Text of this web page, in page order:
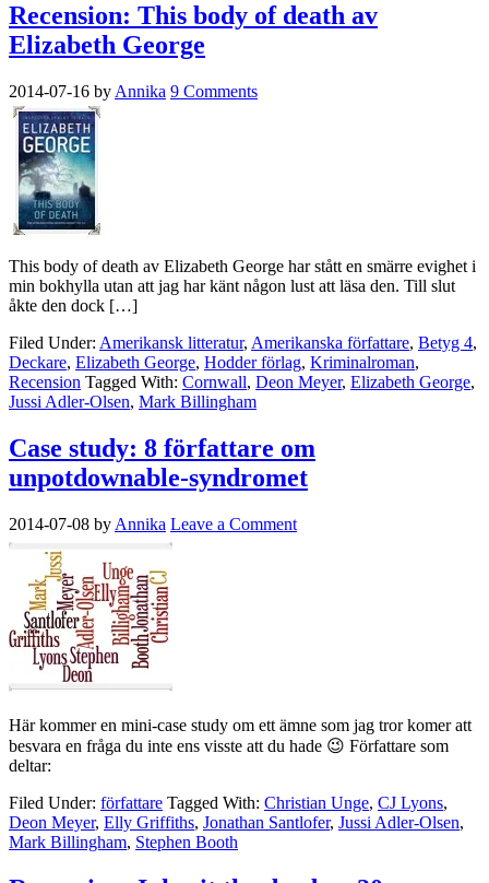
Recension: This body of death av
Elizabeth George
2014-07-16 by Annika 9 Comments
This body of death av Elizabeth George har stått en smärre evighet i
min bokhylla utan att jag har känt någon lust att läsa den. Till slut
åkte den dock […]
Filed Under: Amerikansk litteratur, Amerikanska författare, Betyg 4,
Deckare, Elizabeth George, Hodder förlag, Kriminalroman,
Recension Tagged With: Cornwall, Deon Meyer, Elizabeth George,
Jussi Adler-Olsen, Mark Billingham
Case study: 8 författare om
unpotdownable-syndromet
2014-07-08 by Annika Leave a Comment
Här kommer en mini-case study om ett ämne som jag tror komer att
besvara en fråga du inte ens visste att du hade 😉 Författare som
deltar:
Filed Under: författare Tagged With: Christian Unge, CJ Lyons,
Deon Meyer, Elly Griffiths, Jonathan Santlofer, Jussi Adler-Olsen,
Mark Billingham, Stephen Booth